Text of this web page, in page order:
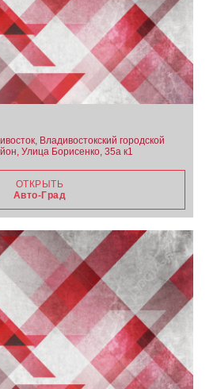
Владивостокский городской
Улица Борисенко, 35а к1
ОТКРЫТЬ
Авто-Град